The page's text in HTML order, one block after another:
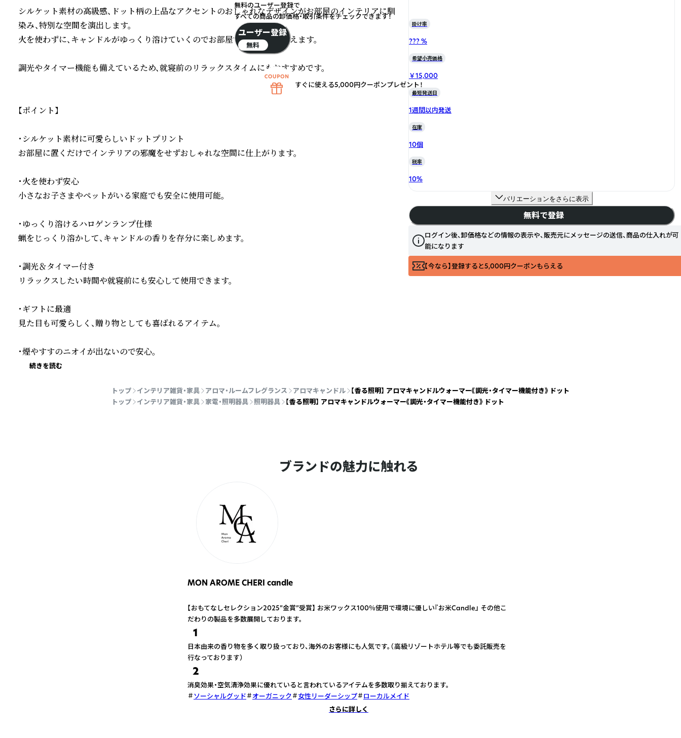
シルケット素材の高級感、ドット柄の上品なアクセントのおしゃれなデザインがお部屋のインテリアに馴
染み、特別な空間を演出します。
火を使わずに、キャンドルがゆっくり溶けていくのでお部屋でも安心して使えます。
調光やタイマー機能も備えているため、就寝前のリラックスタイムにもおすすめです。
【ポイント】
・シルケット素材に可愛らしいドットプリント
お部屋に置くだけでインテリアの邪魔をせずおしゃれな空間に仕上がります。
・火を使わず安心
小さなお子さまやペットがいる家庭でも安全に使用可能。
・ゆっくり溶けるハロゲンランプ仕様
蝋をじっくり溶かして、キャンドルの香りを存分に楽しめます。
・調光＆タイマー付き
リラックスしたい時間や就寝前にも安心して使用できます。
・ギフトに最適
見た目も可愛らしく、贈り物としても喜ばれるアイテム。
・煙やすすのニオイが出ないので安心。
続きを読む
掛け率
??? %
希望小売価格
￥15,000
最短発送日
1週間以内発送
在庫
10個
税率
10%
バリエーションをさらに表示
無料で登録
ログイン後、卸価格などの情報の表示や、販売元にメッセージの送信、商品の仕入れが可
能になります
【今なら】登録すると5,000円クーポンもらえる
トップ インテリア雑貨・家具 アロマ・ルームフレグランス アロマキャンドル
【香る照明】 アロマキャンドルウォーマー《調光・タイマー機能付き》 ドット
トップ
インテリア雑貨・家具 家電・照明器具 照明器具 【香る照明】 アロマキャンドルウォーマー《調光・タイマー機能付き》 ドット
ブランドの魅力に触れる
MON AROME CHERI candle
【おもてなしセレクション2025”金賞”受賞】 お米ワックス100％使用で環境に優しい『お米Candle』 その他こ
だわりの製品を多数展開しております。
1
日本由来の香り物を多く取り扱っており、海外のお客様にも人気です。（高級リゾートホテル等でも委託販売を
行なっております）
2
消臭効果・空気清浄効果に優れていると言われているアイテムを多数取り揃えております。
ソーシャルグッド
オーガニック 女性リーダーシップ
ローカルメイド
さらに詳しく
無料のユーザー登録で
すべての商品の卸価格・取引条件をチェックできます！
ユーザー登録
無料
すぐに使える5,000円クーポンプレゼント！